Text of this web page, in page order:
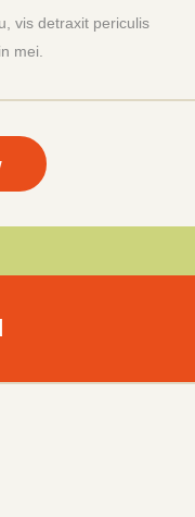
vis detraxit periculis
mei.